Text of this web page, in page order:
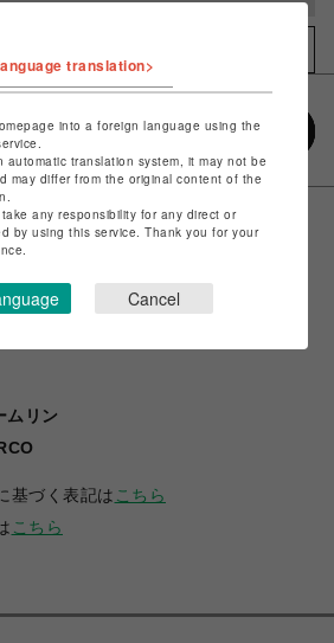
ムリン
基づく表記は こちら
こちら
translation>
into a foreign language using the
automatic translation system, it may not be
may differ from the original content of the
any responsibility for any direct or
by using this service. Thank you for your
Cancel